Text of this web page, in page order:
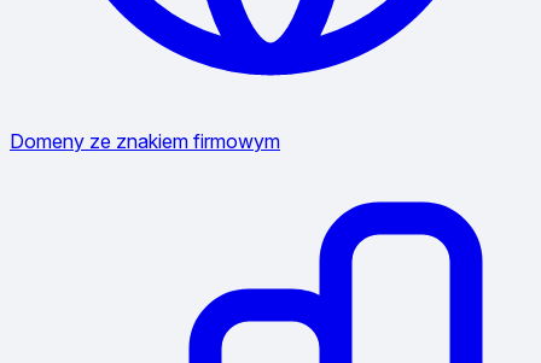
Domeny ze znakiem firmowym